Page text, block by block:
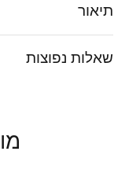
תיאור
שאלות נפוצות